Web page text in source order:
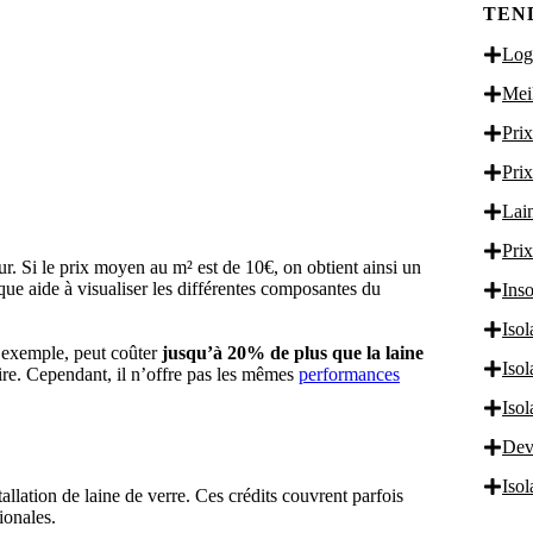
Si le prix moyen au m² est de 10€, on obtient ainsi un
aide à visualiser les différentes composantes du
peut coûterjusqu’à 20% de plus que la laine
Cependant, il n’offre pas les mêmes performances
de laine de verre. Ces crédits couvrent parfois